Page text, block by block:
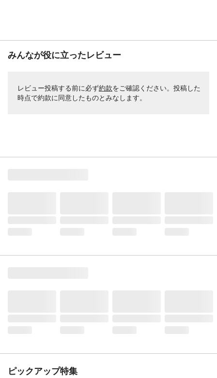
みんなが役に立ったレビュー
レビュー投稿する前に必ず約款をご確認ください。投稿した
時点で約款に同意したものとみなします。
ピックアップ特集